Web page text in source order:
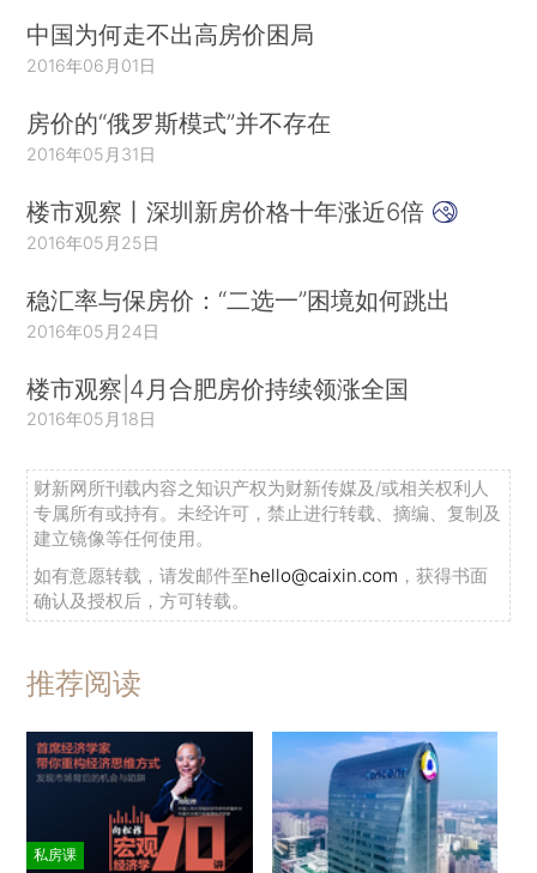
中国为何走不出高房价困局
2016年06月01日
房价的“俄罗斯模式”并不存在
2016年05月31日
楼市观察丨深圳新房价格十年涨近6倍
2016年05月25日
稳汇率与保房价：“二选一”困境如何跳出
2016年05月24日
楼市观察|4月合肥房价持续领涨全国
2016年05月18日
财新网所刊载内容之知识产权为财新传媒及/或相关权利人
专属所有或持有。未经许可，禁止进行转载、摘编、复制及
建立镜像等任何使用。
如有意愿转载，请发邮件至hello@caixin.com ，获得书面
确认及授权后，方可转载。
推荐阅读
私房课